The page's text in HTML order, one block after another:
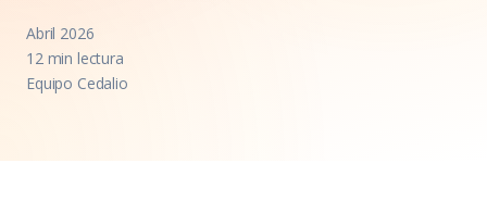
Abril 2026
12 min lectura
Equipo Cedalio